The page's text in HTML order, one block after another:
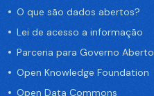
O que são dados abertos?
Lei de acesso a informação
Parceria para Governo Aberto
Open Knowledge Foundation
Open Data Commons